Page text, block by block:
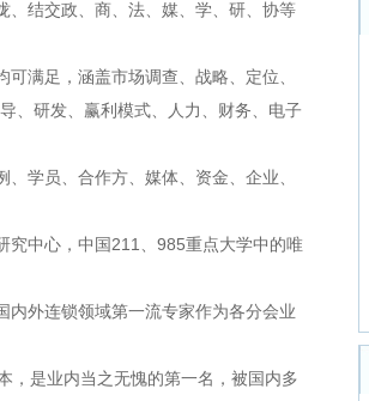
、结交政、商、法、媒、学、研、协等
可满足，涵盖市场调查、战略、定位、
、研发、赢利模式、人力、财务、电子
、学员、合作方、媒体、资金、企业、
究中心，中国211、985重点大学中的唯
内外连锁领域第一流专家作为各分会业
，是业内当之无愧的第一名，被国内多